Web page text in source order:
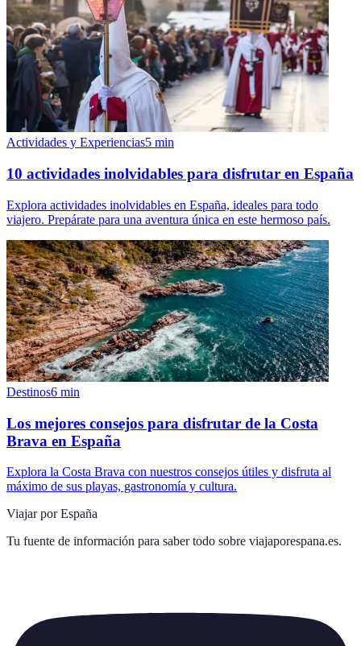
Actividades y Experiencias5 min
10 actividades inolvidables para disfrutar en España
Explora actividades inolvidables en España, ideales para todo
viajero. Prepárate para una aventura única en este hermoso país.
Destinos6 min
Los mejores consejos para disfrutar de la Costa
Brava en España
Explora la Costa Brava con nuestros consejos útiles y disfruta al
máximo de sus playas, gastronomía y cultura.
Viajar por España
Tu fuente de información para saber todo sobre viajaporespana.es.